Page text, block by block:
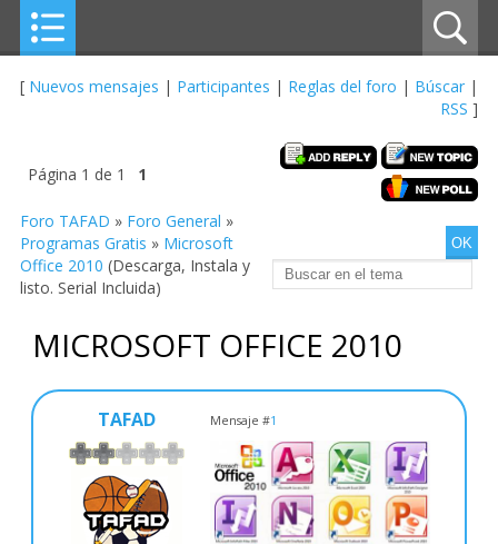
[ Nuevos mensajes | Participantes | Reglas del foro | Búscar |
RSS ]
Página 1 de 1 1
Foro TAFAD » Foro General »
Programas Gratis » Microsoft
Office 2010 (Descarga, Instala y
listo. Serial Incluida)
MICROSOFT OFFICE 2010
TAFAD Mensaje #1